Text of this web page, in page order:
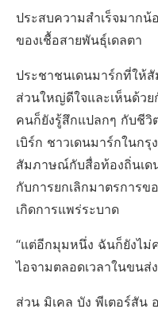
ประสบความสำเร็จมาก
ของเชื้อสายพันธุ์เดลตา
ประชาชนเดนมาร์กที่ให้
ส่วนใหญ่ดีใจและเห็นด้ว
คนก็ยังรู้สึกแปลกๆ กับชีวิ
เบิร์ก ชาวเดนมาร์กในกรุ
สัมภาษณ์กับสื่อท้องถิ่นเด
กับการยกเลิกมาตรการข
เกิดการแพร่ระบาด
“แต่อีกมุมหนึ่ง ฉันก็ยังไม่
ไอจามตลอดเวลาในขนส่
ส่วน มิเคล บัง พีเตอร์สัน